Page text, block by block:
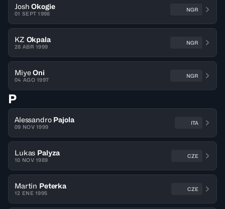
Josh Okogie
01 SEPT 1998
NGR
KZ Okpala
28 ABR 1999
NGR
Miye Oni
04 AGO 1997
NGR
P
Alessandro Pajola
09 NOV 1999
ITA
Lukas Palyza
10 NOV 1989
CZE
Martin Peterka
12 ENE 1995
CZE